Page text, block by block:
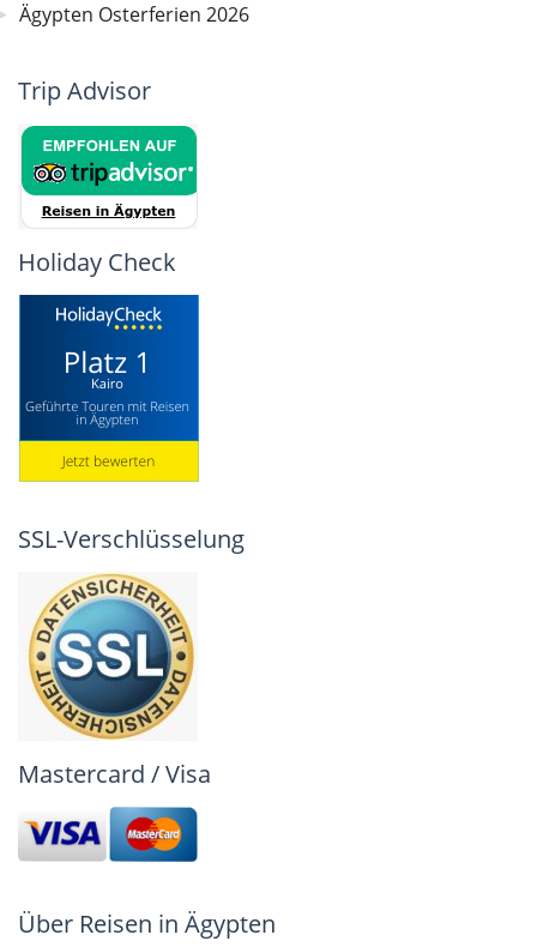
Ägypten Osterferien 2026
Trip Advisor
Holiday Check
SSL-Verschlüsselung
Mastercard / Visa
Über Reisen in Ägypten